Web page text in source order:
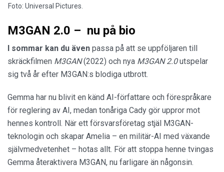
Foto: Universal Pictures.
M3GAN 2.0 – nu på bio
I sommar kan du även passa på att se uppföljaren till
skräckfilmen M3GAN(2022) och nya M3GAN 2.0utspelar
sig två år efter M3GAN:s blodiga utbrott.
Gemma har nu blivit en känd AI-författare och förespråkare
för reglering av AI, medan tonåriga Cady gör uppror mot
hennes kontroll. När ett försvarsföretag stjäl M3GAN-
teknologin och skapar Amelia – en militär-AI med växande
självmedvetenhet – hotas allt. För att stoppa henne tvingas
Gemma återaktivera M3GAN, nu farligare än någonsin.